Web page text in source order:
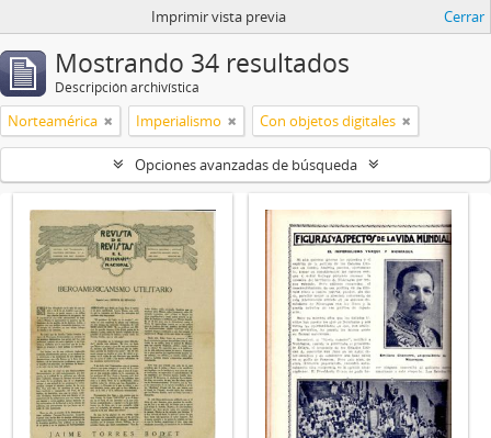
Imprimir vista previa Cerrar
Mostrando 34 resultados
Descripción archivística
Norteamérica Imperialismo Con objetos digitales
Opciones avanzadas de búsqueda